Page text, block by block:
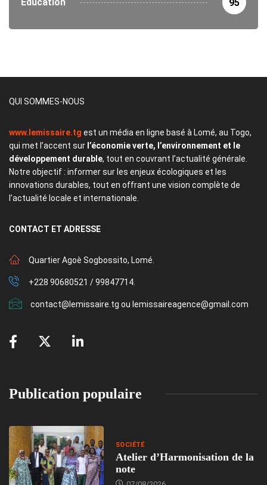
95
QUI SOMMES-NOUS
www.lemissaire.tg est un média en ligne basé à Lomé, au Togo,
qui met l’accent sur l’économie verte, l’environnement et le
développement durable, tout en couvrant l’actualité générale.
Notre objectif : informer sur les enjeux écologiques et les
innovations durables, tout en offrant une vision complète de
l’actualité locale et internationale.
CONTACT ET ADRESSE
Quartier Agoè Sogbossito, Lomé.
+228 90680521 / 99847714.
contact@lemissaire.tg ou lemissaireagence@gmail.com
Publication populaire
SOCIÉTÉ
Atelier d’Harmonisation de la
note